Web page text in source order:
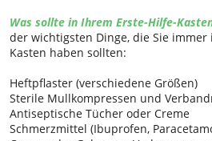
Was sollte in Ihrem Erste-Hilfe-
der wichtigsten Dinge, die Sie immer
Kasten haben sollten:
Heftpflaster (verschiedene Größen)
Sterile Mullkompressen und
Antiseptische Tücher oder Creme
Schmerzmittel (Ibuprofen,